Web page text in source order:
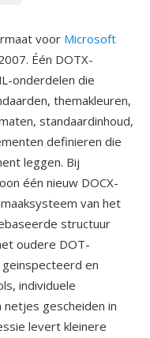
voor Microsoft
Één DOTX-
onderdelen die
themakleuren,
standaardinhoud,
definieren die
leggen. Bij
één nieuw DOCX-
van het
structuur
oudere DOT-
en
individuele
gescheiden in
levert kleinere